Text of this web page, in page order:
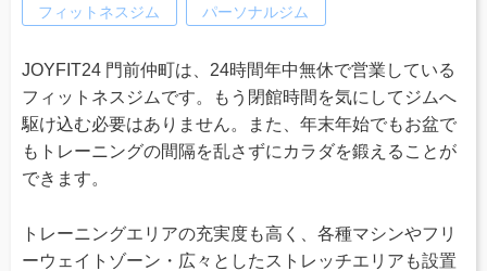
フィットネスジム パーソナルジム
JOYFIT24 門前仲町は、24時間年中無休で営業している
フィットネスジムです。もう閉館時間を気にしてジムへ
駆け込む必要はありません。また、年末年始でもお盆で
もトレーニングの間隔を乱さずにカラダを鍛えることが
できます。
トレーニングエリアの充実度も高く、各種マシンやフリ
ーウェイトゾーン・広々としたストレッチエリアも設置